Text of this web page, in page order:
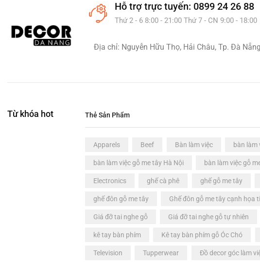
Hỗ trợ trực tuyến: 0899 24 26 88
Thứ 2 - 6 8:00 - 21:00 Thứ 7 - CN 9:00 - 18:00
Địa chỉ: Nguyễn Hữu Thọ, Hải Châu, Tp. Đà Nẵng
Từ khóa hot Thẻ Sản Phẩm
Apparels Beef Bàn làm việc bàn làm
bàn làm việc gỗ me tây Hà Nội bàn làm việc gỗ
Electronics ghế cà phê ghế gỗ me tây
ghế đôn gỗ me tây Ghế đôn gỗ me tây cạnh họa
Giá đỡ tai nghe gỗ Giá đỡ tai nghe gỗ tự nhiên
kê tay bàn phím Kê tay bàn phím gỗ Óc Chó
Television Tupperwear Đồ decor góc làm